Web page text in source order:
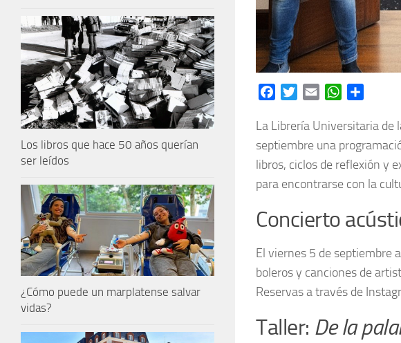
FacebookTwitterEmail WhatsApp
La Librería Universitaria de
septiembre una
libros, ciclos de reflexión y
para encontrarse con la
Concierto
El viernes 5 de septiembre
boleros y canciones de
Reservas a través de
Taller: De la
Los libros que hace 50 años querían
ser leídos
¿Cómo puede un marplatense salvar
vidas?